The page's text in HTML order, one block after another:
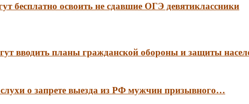
бесплатно освоить не сдавшие ОГЭ девятиклассники
вводить планы гражданской обороны и защиты
о запрете выезда из РФ мужчин призывного…